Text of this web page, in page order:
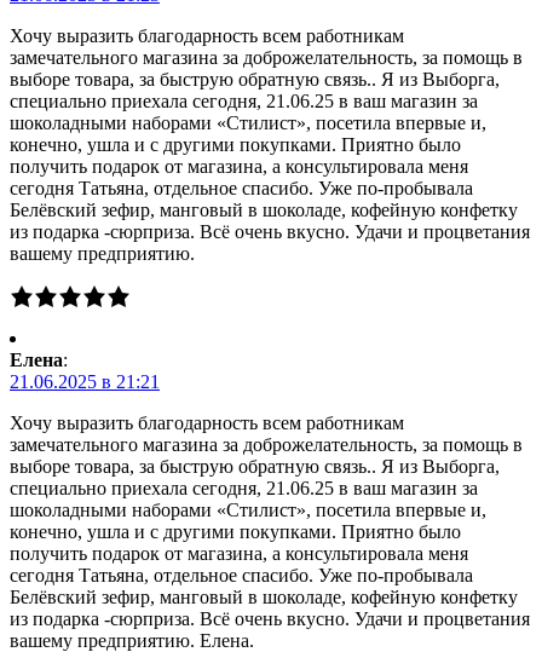
Хочу выразить благодарность всем работникам
замечательного магазина за доброжелательность, за помощь в
выборе товара, за быструю обратную связь.. Я из Выборга,
специально приехала сегодня, 21.06.25 в ваш магазин за
шоколадными наборами «Стилист», посетила впервые и,
конечно, ушла и с другими покупками. Приятно было
получить подарок от магазина, а консультировала меня
сегодня Татьяна, отдельное спасибо. Уже по-пробывала
Белёвский зефир, манговый в шоколаде, кофейную конфетку
из подарка -сюрприза. Всё очень вкусно. Удачи и процветания
вашему предприятию.
Елена:
21.06.2025 в 21:21
Хочу выразить благодарность всем работникам
замечательного магазина за доброжелательность, за помощь в
выборе товара, за быструю обратную связь.. Я из Выборга,
специально приехала сегодня, 21.06.25 в ваш магазин за
шоколадными наборами «Стилист», посетила впервые и,
конечно, ушла и с другими покупками. Приятно было
получить подарок от магазина, а консультировала меня
сегодня Татьяна, отдельное спасибо. Уже по-пробывала
Белёвский зефир, манговый в шоколаде, кофейную конфетку
из подарка -сюрприза. Всё очень вкусно. Удачи и процветания
вашему предприятию. Елена.